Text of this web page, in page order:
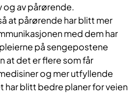
og av pårørende.
at pårørende har blitt mer
med dem har
på sengepostene
at det er flere som får
og mer utfyllende
har blitt bedre planer for veien